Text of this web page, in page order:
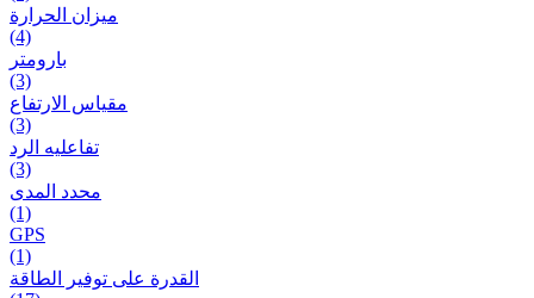
ميزان الحرارة
(4)
بارومتر
(3)
مقياس الارتفاع
(3)
تفاعلیه الرد
(3)
محدد المدى
(1)
GPS
(1)
القدرة على توفير الطاقة